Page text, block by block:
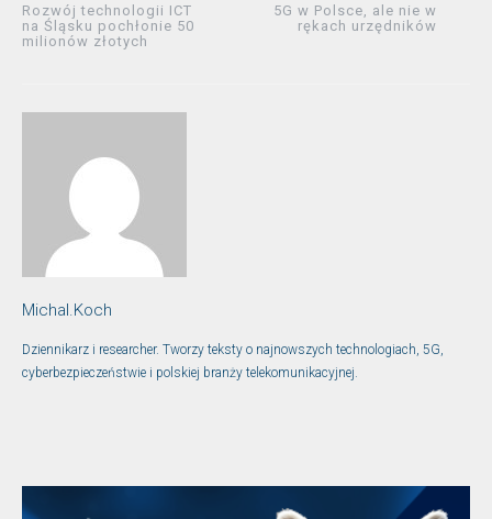
Rozwój technologii ICT
na Śląsku pochłonie 50
milionów złotych
5G w Polsce, ale nie w
rękach urzędników
Michal.Koch
Dziennikarz i researcher. Tworzy teksty o najnowszych technologiach, 5G,
cyberbezpieczeństwie i polskiej branży telekomunikacyjnej.